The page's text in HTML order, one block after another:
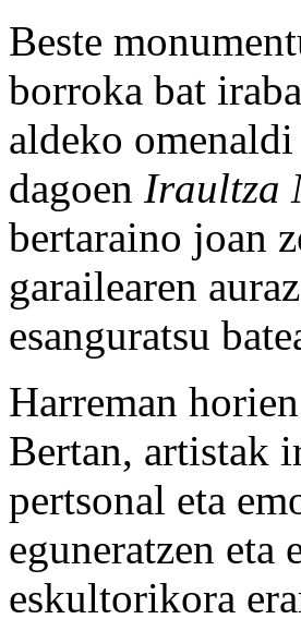
Beste
borroka bat
aldeko
dagoen Iraultza
bertaraino joan
garailearen
esanguratsu
Harreman
Bertan, artistak
pertsonal eta
eguneratzen
eskultorikora